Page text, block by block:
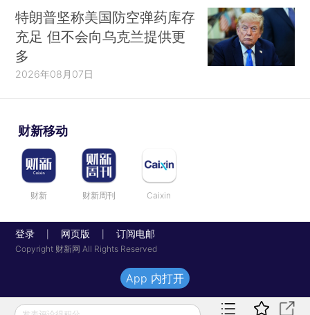
特朗普坚称美国防空弹药库存
充足 但不会向乌克兰提供更
多
2026年08月07日
财新移动
财新 财新周刊 Caixin
登录 网页版 订阅电邮
Copyright 财新网 All Rights Reserved
App 内打开